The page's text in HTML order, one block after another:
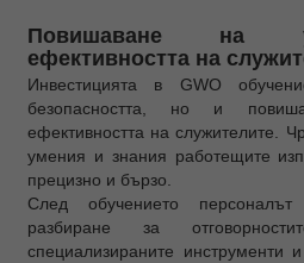
Повишаване на
ефективността на
Инвестицията в GWO
безопасността, но и
ефективността на служителите.
умения и знания работещите
прецизно и бързо.
След обучението персоналът
разбиране за
специализираните инструменти